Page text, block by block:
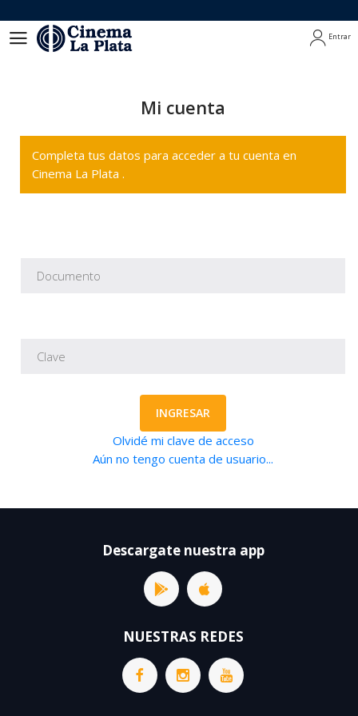
Entrar
Mi cuenta
Completa tus datos para acceder a tu cuenta en
Cinema La Plata .
INGRESAR
Olvidé mi clave de acceso
Aún no tengo cuenta de usuario...
Descargate nuestra app
NUESTRAS REDES